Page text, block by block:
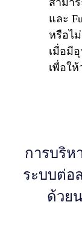
และ
หรือไ
เมื่อมี
เพื่อใ
การบริห
ระบบต่อ
ด้วย